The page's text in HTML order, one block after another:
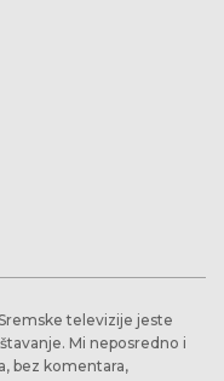
televizije jeste
Mi neposredno i
bez komentara,